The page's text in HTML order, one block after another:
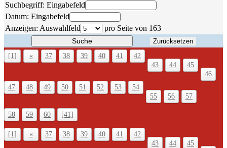
Suchbegriff: Eingabefeld
Datum: Eingabefeld
Anzeigen: Auswahlfeld pro Seite von 163
Suche
Zurücksetzen
[1]
« 37 38 39 40 41
42
43
44
45
46
47
48 49 50 51 52 53
54
55
56 57
58 59 60 [41]
[1] « 37 38 39 40 41
42
43
44
45